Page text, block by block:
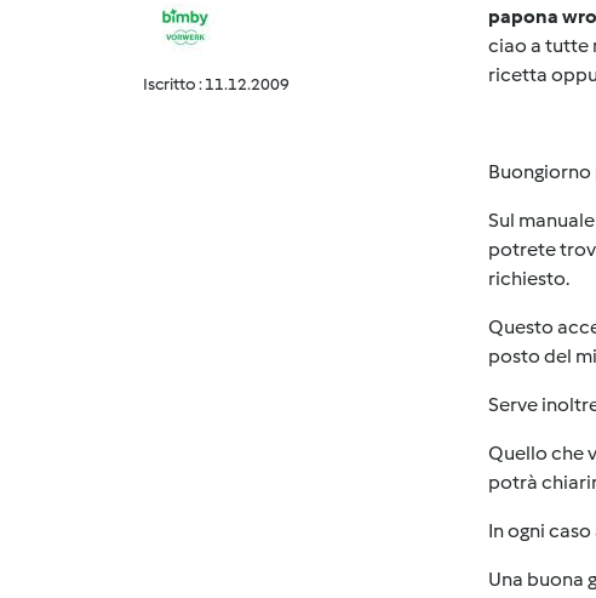
Iscritto : 11.12.2009
papona
ciao a tutte
ricetta
Buongiorno
Sul
potrete
richiesto.
Questo
posto del
Serve
Quello che
potrà
In ogni
Una buona